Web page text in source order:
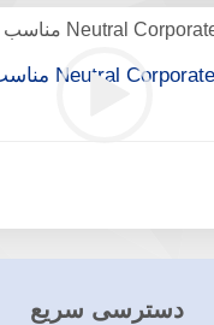
دسترسی سریع